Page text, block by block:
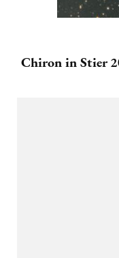
Chiron in Stier